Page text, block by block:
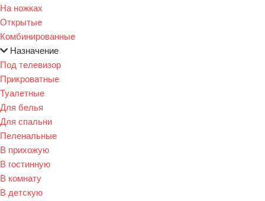
На ножках
Открытые
Комбинированные
Назначение
Под телевизор
Прикроватные
Туалетные
Для белья
Для спальни
Пеленальные
В прихожую
В гостинную
В комнату
В детскую